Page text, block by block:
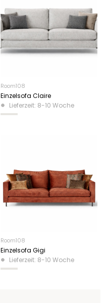
Room108
Einzelsofa Claire
Lieferzeit: 8-10 Woche
Room108
Einzelsofa Gigi
Lieferzeit: 8-10 Woche